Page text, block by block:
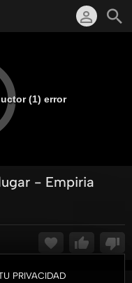
PRIVACIDAD
(1) error
- Empiria